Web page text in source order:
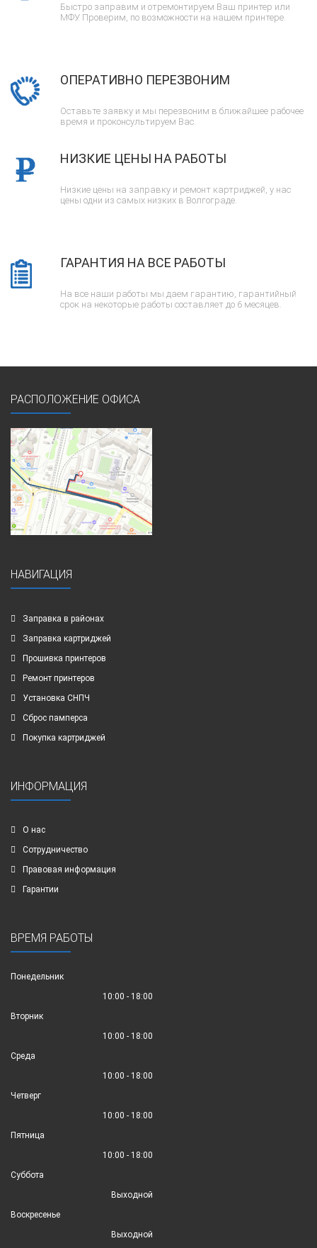
Быстро заправим и отремонтируем Ваш принтер или
МФУ. Проверим, по возможности на нашем принтере.
ОПЕРАТИВНО ПЕРЕЗВОНИМ
Оставьте заявку и мы перезвоним в ближайшее рабочее
время и проконсультируем Вас.
НИЗКИЕ ЦЕНЫ НА РАБОТЫ
Низкие цены на заправку и ремонт картриджей, у нас
цены одни из самых низких в Волгограде.
ГАРАНТИЯ НА ВСЕ РАБОТЫ
На все наши работы мы даем гарантию, гарантийный
срок на некоторые работы составляет до 6 месяцев.
РАСПОЛОЖЕНИЕ ОФИСА
НАВИГАЦИЯ
Заправка в районах
Заправка картриджей
Прошивка принтеров
Ремонт принтеров
Установка СНПЧ
Сброс памперса
Покупка картриджей
ИНФОРМАЦИЯ
О нас
Сотрудничество
Правовая информация
Гарантии
ВРЕМЯ РАБОТЫ
Понедельник
10:00 - 18:00
Вторник
10:00 - 18:00
Среда
10:00 - 18:00
Четверг
10:00 - 18:00
Пятница
10:00 - 18:00
Суббота
Выходной
Воскресенье
Выходной